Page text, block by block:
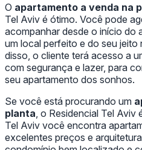
O apartamento a venda na
Tel Aviv é ótimo. Você pode
acompanhar desde o início do
um local perfeito e do seu
disso, o cliente terá acesso a
com segurança e lazer, para
seu apartamento dos sonhos.
Se você está procurando um
planta , o Residencial Tel
Tel Aviv você encontra
excelentes preços e